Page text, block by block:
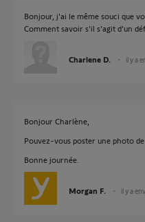
Bonjour, j'ai le même souci que
Comment savoir s'il s'agit d'un
Charlene D. il y a
Bonjour Charlène,
Pouvez-vous poster une photo
Bonne journée.
Morgan F. il y a